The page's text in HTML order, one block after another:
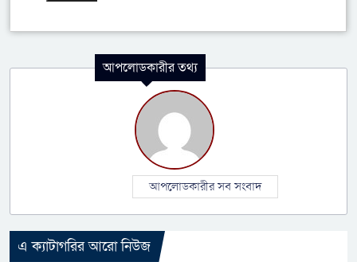
আপলোডকারীর তথ্য
আপলোডকারীর সব সংবাদ
এ ক্যাটাগরির আরো নিউজ